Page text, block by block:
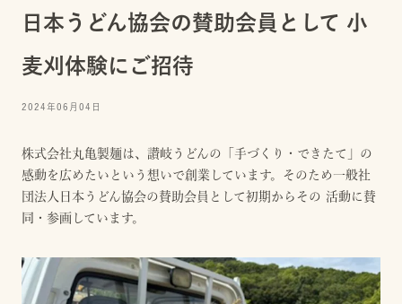
日本うどん協会の賛助会員として 小
麦刈体験にご招待
2024年06月04日
株式会社丸亀製麺は、讃岐うどんの「手づくり・できたて」の
感動を広めたいという想いで創業しています。そのため一般社
団法人日本うどん協会の賛助会員として初期からその 活動に賛
同・参画しています。